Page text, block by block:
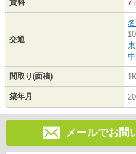
賃料
交通
間取り(面積)
築年月
メールでお問